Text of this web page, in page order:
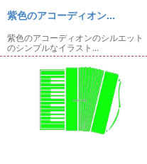
紫色のアコーディオン...
紫色のアコーディオンのシルエット
のシンプルなイラスト...